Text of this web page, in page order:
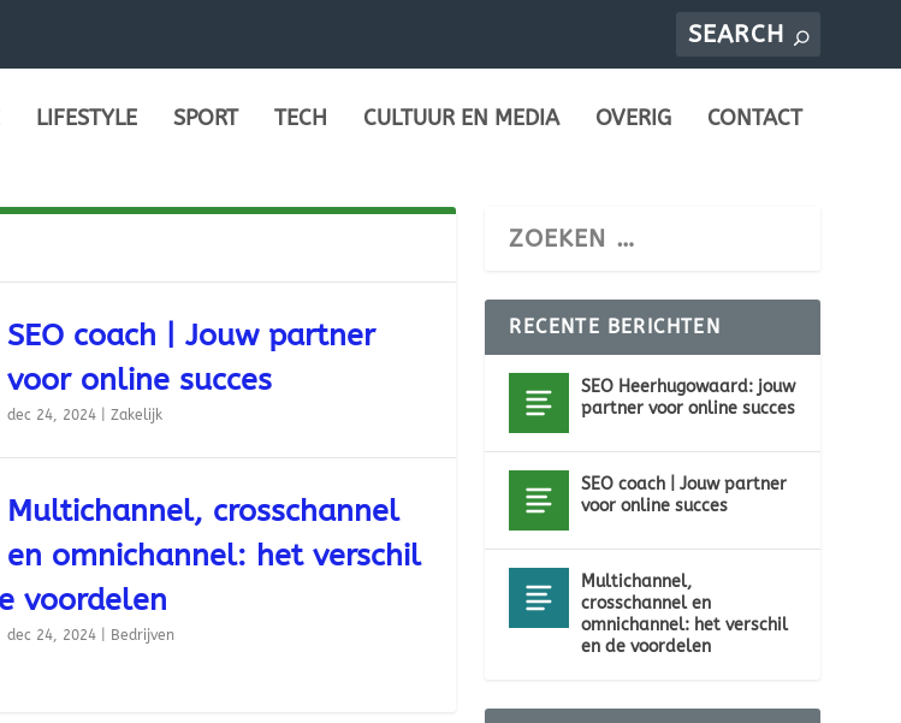
LIFESTYLE SPORT TECH CULTUUR EN MEDIA OVERIG CONTACT
SEO coach | Jouw partner
voor online succes
dec 24, 2024| Zakelijk
Multichannel, crosschannel
en omnichannel: het verschil
voordelen
dec 24, 2024| Bedrijven
RECENTE BERICHTEN
SEO Heerhugowaard: jouw
partner voor online succes
SEO coach | Jouw partner
voor online succes
Multichannel,
crosschannel en
omnichannel: het verschil
en de voordelen